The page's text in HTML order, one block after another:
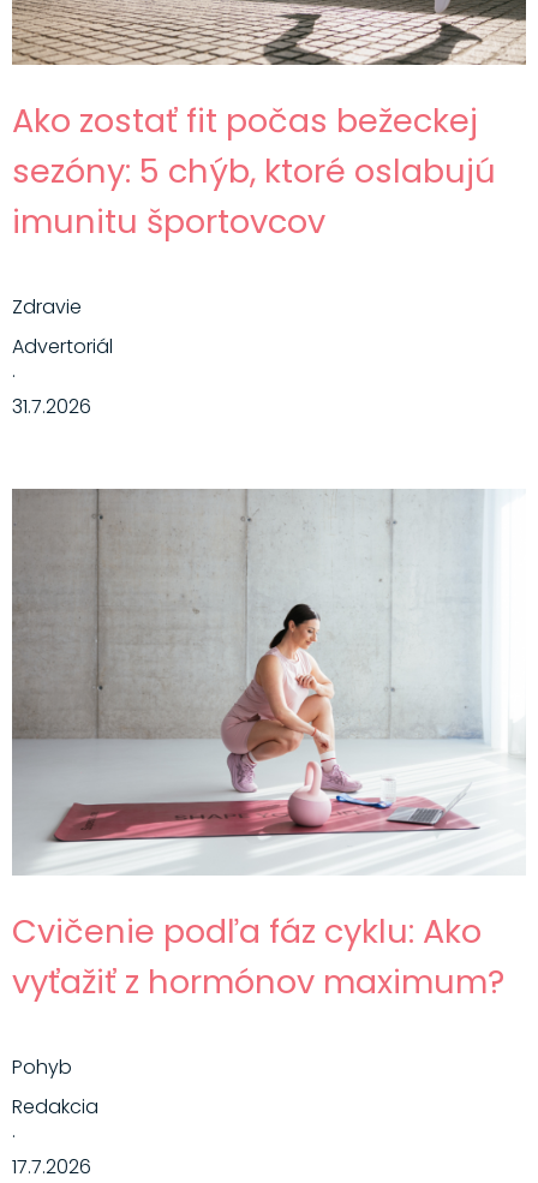
Ako zostať fit počas bežeckej
sezóny: 5 chýb, ktoré oslabujú
imunitu športovcov
Zdravie
Advertoriál
·
31.7.2026
Cvičenie podľa fáz cyklu: Ako
vyťažiť z hormónov maximum?
Pohyb
Redakcia
·
17.7.2026